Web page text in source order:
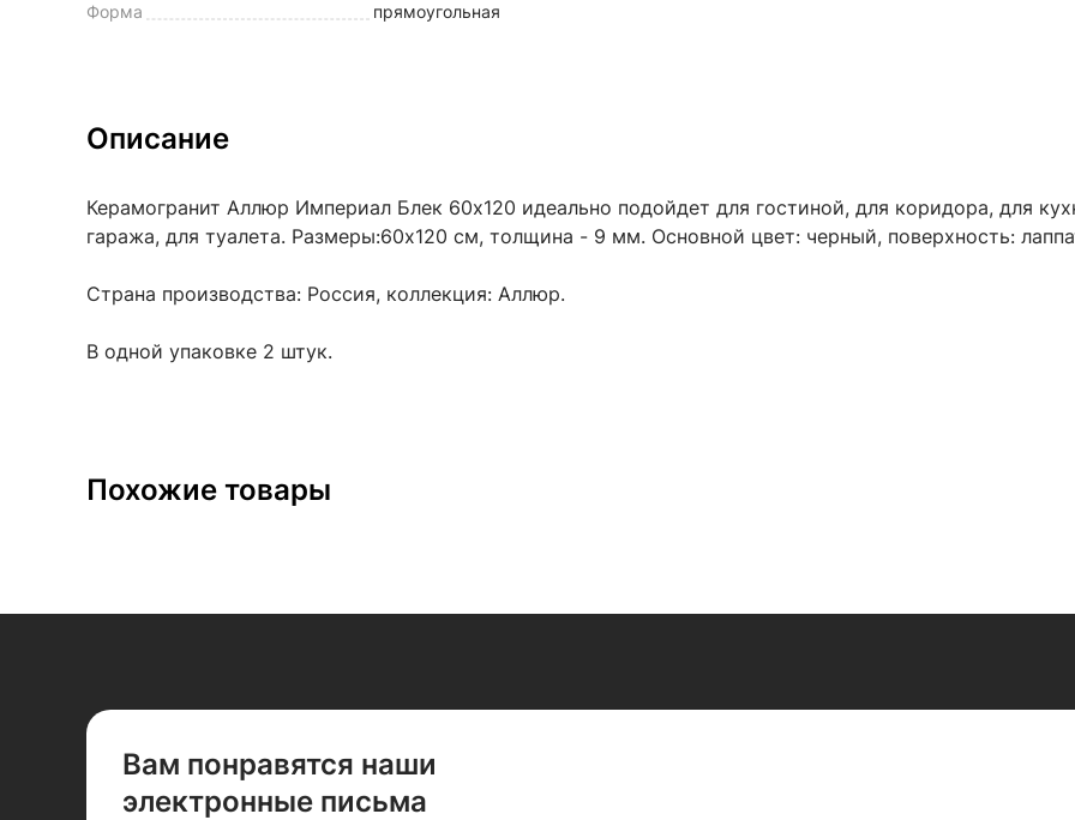
Форма
прямоугольная
Описание
Керамогранит Аллюр Империал Блек 60x120 идеально подойдет для гостиной, для коридора, для
гаража, для туалета. Размеры:60x120 см, толщина - 9 мм. Основной цвет: черный, поверхность:
Страна производства: Россия, коллекция: Аллюр.
В одной упаковке 2 штук.
Похожие товары
Вам понравятся наши
электронные письма